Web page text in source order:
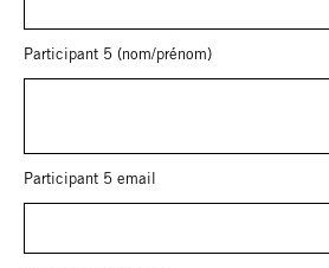
Participant 5 (nom/prénom)
Participant 5 email